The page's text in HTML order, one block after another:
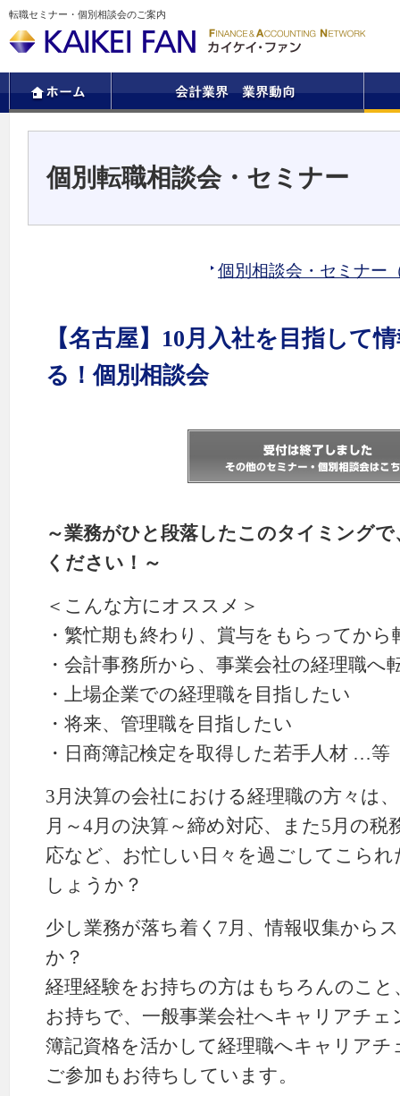
転職セミナー・個別相談会のご案内
個別転職相談会・セミナー
個別相談会・セミナー
【名古屋】10月入社を目指して
る！個別相談会
～業務がひと段落したこのタイミング
ください！～
＜こんな方にオススメ＞
・繁忙期も終わり、賞与をもらってか
・会計事務所から、事業会社の経理職へ
・上場企業での経理職を目指したい
・将来、管理職を目指したい
・日商簿記検定を取得した若手人材 …等
3月決算の会社における経理職の方々は
月～4月の決算～締め対応、また5月の税
応など、お忙しい日々を過ごしてこら
しょうか？
少し業務が落ち着く7月、情報収集から
か？
経理経験をお持ちの方はもちろんのこと
お持ちで、一般事業会社へキャリアチ
簿記資格を活かして経理職へキャリア
ご参加もお待ちしています。